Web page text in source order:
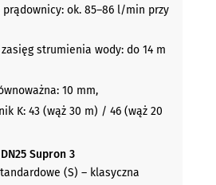
ok. 85–86 l/min przy
strumienia wody: do 14 m
10 mm,
K: 43 (wąż 30 m) / 46 (wąż 20
Supron 3
(S) – klasyczna